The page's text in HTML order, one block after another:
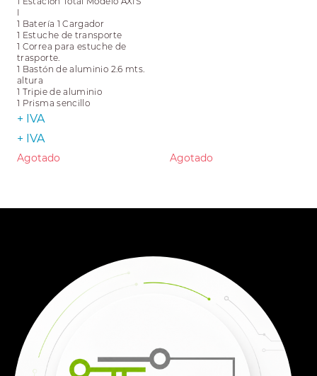
I
1 Batería 1 Cargador
1 Estuche de transporte
1 Correa para estuche de
trasporte.
1 Bastón de aluminio 2.6 mts.
altura
1 Tripie de aluminio
1 Prisma sencillo
+ IVA
+ IVA
Agotado Agotado